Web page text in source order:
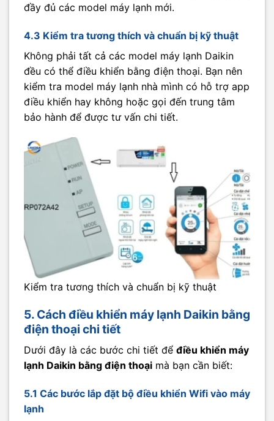
đầy đủ các model máy lạnh mới.
4.3 Kiểm tra tương thích và chuẩn bị kỹ thuật
Không phải tất cả các model máy lạnh Daikin
đều có thể điều khiển bằng điện thoại. Bạn nên
kiểm tra model máy lạnh nhà mình có hỗ trợ app
điều khiển hay không hoặc gọi đến trung tâm
bảo hành để được tư vấn chi tiết.
Kiểm tra tương thích và chuẩn bị kỹ thuật
5. Cách điều khiển máy lạnh Daikin bằng
điện thoại chi tiết
Dưới đây là các bước chi tiết để điều khiển máy
lạnh Daikin bằng điện thoại mà bạn cần biết:
5.1 Các bước lắp đặt bộ điều khiển Wifi vào máy
lạnh